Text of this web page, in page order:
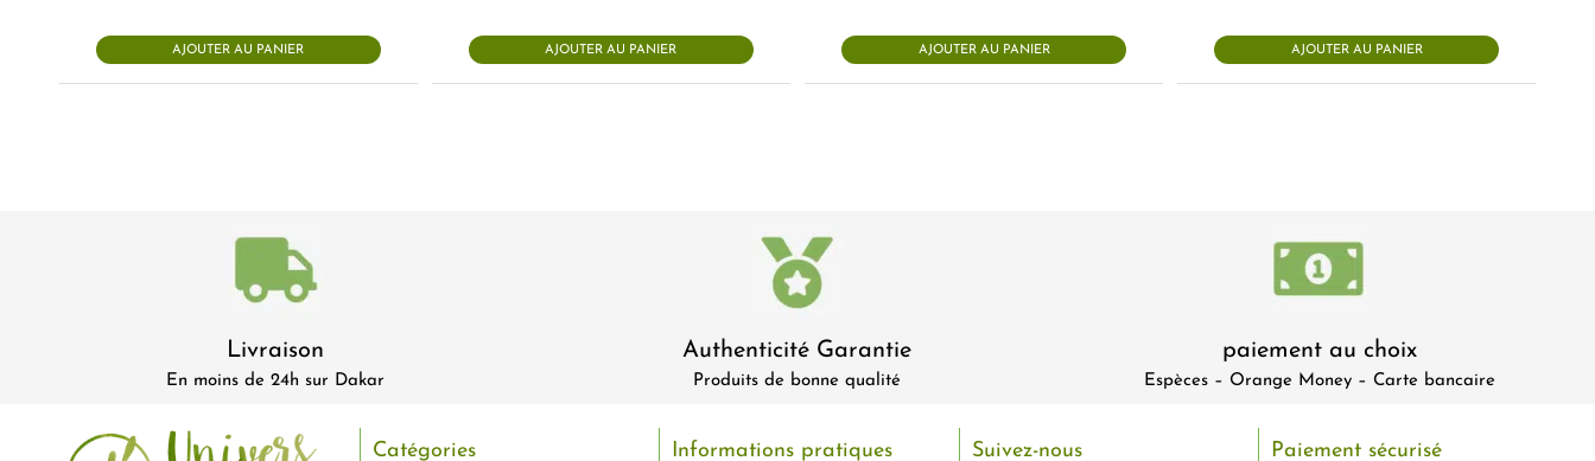
AJOUTER AU PANIER AJOUTER AU PANIER AJOUTER AU PANIER AJOUTER AU PANIER
Livraison
En moins de 24h sur Dakar
Authenticité Garantie
Produits de bonne qualité
paiement au choix
Espèces – Orange Money – Carte bancaire
Catégories Informations pratiques Suivez-nous Paiement sécurisé